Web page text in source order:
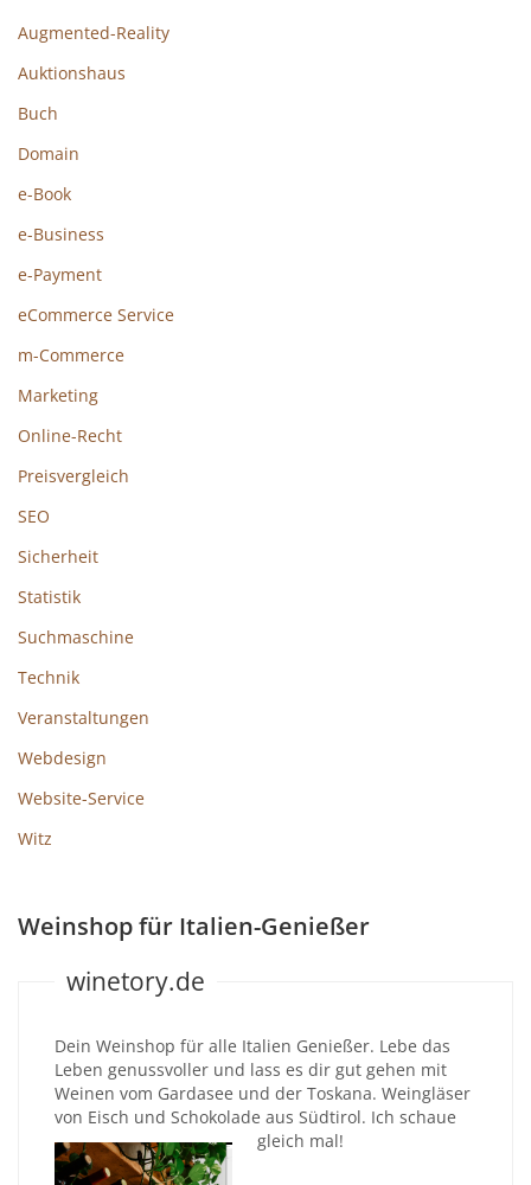
Augmented-Reality
Auktionshaus
Buch
Domain
e-Book
e-Business
e-Payment
eCommerce Service
m-Commerce
Marketing
Online-Recht
Preisvergleich
SEO
Sicherheit
Statistik
Suchmaschine
Technik
Veranstaltungen
Webdesign
Website-Service
Witz
Weinshop für Italien-Genießer
winetory.de
Dein Weinshop für alle Italien Genießer. Lebe das
Leben genussvoller und lass es dir gut gehen mit
Weinen vom Gardasee und der Toskana. Weingläser
von Eisch und Schokolade aus Südtirol. Ich schaue
gleich mal!